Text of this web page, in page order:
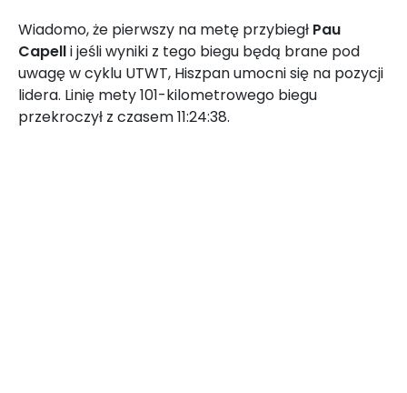
Wiadomo, że pierwszy na metę przybiegł Pau
Capelli jeśli wyniki z tego biegu będą brane pod
uwagę w cyklu UTWT, Hiszpan umocni się na pozycji
lidera. Linię mety 101-kilometrowego biegu
przekroczył z czasem 11:24:38.